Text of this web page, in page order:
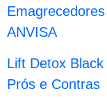
p
rANVISA
Lift Detox
Prós e Contras